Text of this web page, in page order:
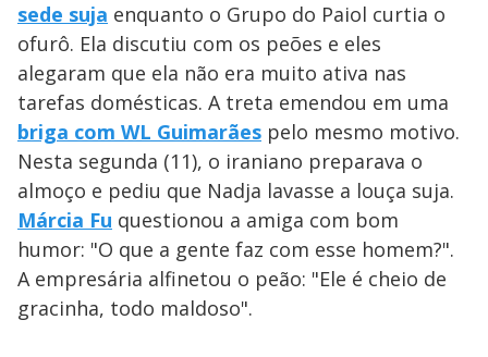
sede suja enquanto o Grupo do Paiol curtia o
ofurô. Ela discutiu com os peões e eles
alegaram que ela não era muito ativa nas
tarefas domésticas. A treta emendou em uma
briga com WL Guimarães pelo mesmo motivo.
Nesta segunda (11), o iraniano preparava o
almoço e pediu que Nadja lavasse a louça suja.
Márcia Fu questionou a amiga com bom
humor: "O que a gente faz com esse homem?".
A empresária alfinetou o peão: "Ele é cheio de
gracinha, todo maldoso".